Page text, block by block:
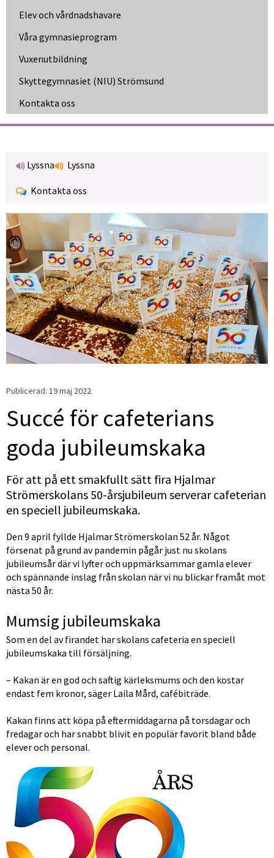
Elev och vårdnads­havare
Våra gymnasie­program
Vuxen­utbildning
Skytte­gymnasiet (NIU) Strömsund
Kontakta oss
Lyssna Lyssna
Kontakta oss
Publicerad: 19 maj 2022
Succé för cafeterians
goda jubileumskaka
För att på ett smakfullt sätt fira Hjalmar
Strömerskolans 50-årsjubileum serverar cafeterian
en speciell jubileumskaka.
Den 9 april fyllde Hjalmar Strömerskolan 52 år. Något
försenat på grund av pandemin pågår just nu skolans
jubileumsår där vi lyfter och uppmärksammar gamla elever
och spännande inslag från skolan när vi nu blickar framåt mot
nästa 50 år.
Mumsig jubileumskaka
Som en del av firandet har skolans cafeteria en speciell
jubileumskaka till försäljning.
– Kakan är en god och saftig kärleksmums och den kostar
endast fem kronor, säger Laila Mård, cafébiträde.
Kakan finns att köpa på eftermiddagarna på torsdagar och
fredagar och har snabbt blivit en populär favorit bland både
elever och personal.